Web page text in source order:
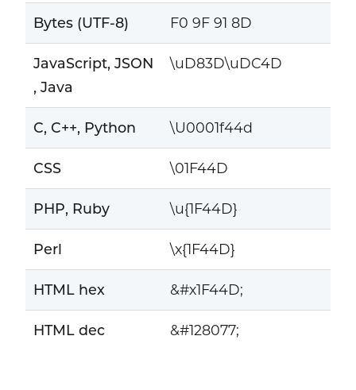
Bytes (UTF-8) F0 9F 91 8D
JavaScript, JSON
, Java
\uD83D\uDC4D
C, C++, Python \U0001f44d
CSS \01F44D
PHP, Ruby \u{1F44D}
Perl \x{1F44D}
HTML hex &#x1F44D;
HTML dec &#128077;